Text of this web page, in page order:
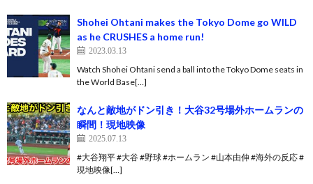
Shohei Ohtani makes the Tokyo Dome go WILD
as he CRUSHES a home run!
2023.03.13
Watch Shohei Ohtani send a ball into the Tokyo Dome seats in
the World Base[…]
なんと敵地がドン引き！大谷32号場外ホームランの
瞬間！現地映像
2025.07.13
#大谷翔平 #大谷 #野球 #ホームラン #山本由伸 #海外の反応 #
現地映像[…]